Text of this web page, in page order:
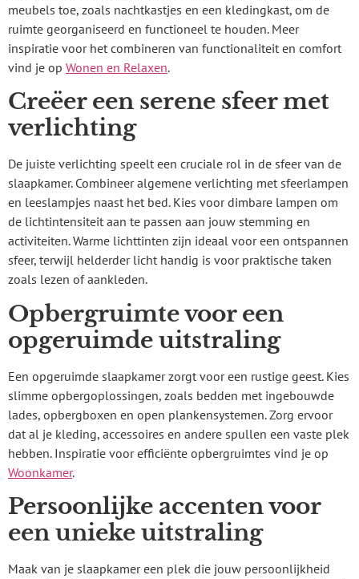
meubels toe, zoals nachtkastjes en een kledingkast, om de
ruimte georganiseerd en functioneel te houden. Meer
inspiratie voor het combineren van functionaliteit en comfort
vind je op Wonen en Relaxen.
Creëer een serene sfeer met
verlichting
De juiste verlichting speelt een cruciale rol in de sfeer van de
slaapkamer. Combineer algemene verlichting met sfeerlampen
en leeslampjes naast het bed. Kies voor dimbare lampen om
de lichtintensiteit aan te passen aan jouw stemming en
activiteiten. Warme lichttinten zijn ideaal voor een ontspannen
sfeer, terwijl helderder licht handig is voor praktische taken
zoals lezen of aankleden.
Opbergruimte voor een
opgeruimde uitstraling
Een opgeruimde slaapkamer zorgt voor een rustige geest. Kies
slimme opbergoplossingen, zoals bedden met ingebouwde
lades, opbergboxen en open plankensystemen. Zorg ervoor
dat al je kleding, accessoires en andere spullen een vaste plek
hebben. Inspiratie voor efficiënte opbergruimtes vind je op
Woonkamer.
Persoonlijke accenten voor
een unieke uitstraling
Maak van je slaapkamer een plek die jouw persoonlijkheid